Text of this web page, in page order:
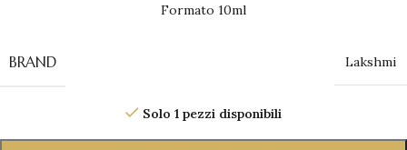
Formato 10ml
BRAND Lakshmi
Solo 1 pezzi disponibili